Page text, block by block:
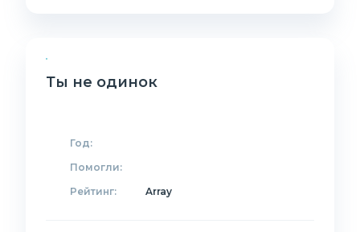
Ты не одинок
Год:
Помогли:
Рейтинг:
Array